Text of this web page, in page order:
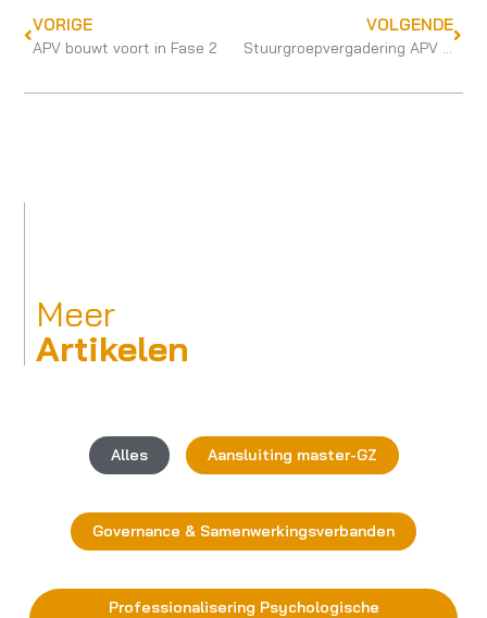
VORIGE
APV bouwt voort in Fase 2
VOLGENDE
Stuurgroepvergadering APV 11-1-2023
Meer
Artikelen
Alles Aansluiting master-GZ
Governance & Samenwerkingsverbanden
Professionalisering Psychologische